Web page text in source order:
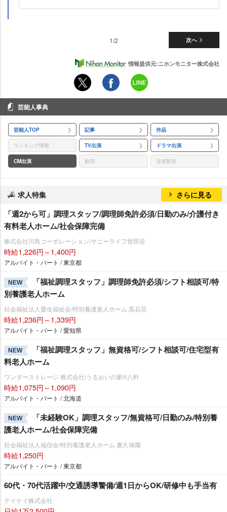
次へ
1/2
情報提供元:ニホンモニター株式会社
芸能人事典
芸能人TOP 記事 作品
ランキング情報 TV出演 ドラマ出演
CM出演 歌詞 音楽配信
求人特集 さらに見る
「週2から可」調理スタッフ/調理師免許必須/日勤のみ/介護付き
有料老人ホーム/社会保障完備
株式会社川島コーポレーション/サニーライフ世田谷
時給1,226円～1,400円
アルバイト・パート / 東京都
NEW
「福祉調理スタッフ」調理師免許必須/シフト相談可/特
別養護老人ホーム
社会福祉法人愛生福祉会/特別養護老人ホーム 黒石荘
時給1,236円～1,339円
アルバイト・パート / 愛知県
NEW
「福祉調理スタッフ」無資格可/シフト相談可/住宅型有
料老人ホーム
ワンダーストレージ 株式会社/うるおいの家®八軒
時給1,075円～1,090円
アルバイト・パート / 北海道
NEW
「未経験OK」調理スタッフ/無資格可/日勤のみ/特別養
護老人ホーム/社会保障完備
社会福祉法人福信会/特別養護老人ホーム 麦久保園
時給1,250円
アルバイト・パート / 東京都
60代・70代活躍中/交通誘導警備/週1日からOK/研修中も手当有
テイケイ株式会社